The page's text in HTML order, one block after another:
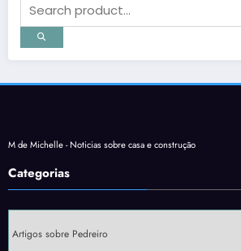
M de Michelle - Noticias sobre casa e construção
Categorias